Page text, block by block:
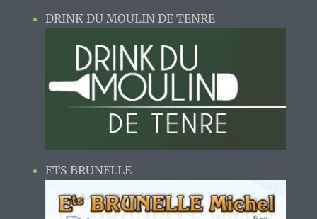
DRINK DU MOULIN DE TENRE
ETS BRUNELLE